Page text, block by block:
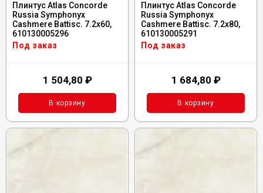
Плинтус Atlas Concorde
Russia Symphonyx
Cashmere Battisc. 7.2x60,
610130005296
Под заказ
1 504,80 ₽
В корзину
Плинтус Atlas Concorde
Russia Symphonyx
Cashmere Battisc. 7.2x80,
610130005291
Под заказ
1 684,80 ₽
В корзину